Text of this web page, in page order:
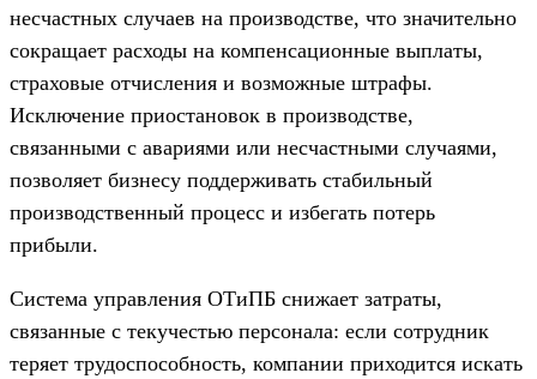
несчастных случаев на производстве, что значительно
сокращает расходы на компенсационные выплаты,
страховые отчисления и возможные штрафы.
Исключение приостановок в производстве,
связанными с авариями или несчастными случаями,
позволяет бизнесу поддерживать стабильный
производственный процесс и избегать потерь
прибыли.
Система управления ОТиПБ снижает затраты,
связанные с текучестью персонала: если сотрудник
теряет трудоспособность, компании приходится искать